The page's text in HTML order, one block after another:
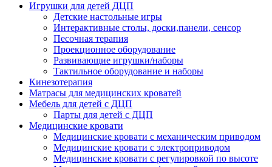
Игрушки для детей ДЦП
Детские настольные игры
Интерактивные столы, доски,панели, сенсор
Песочная терапия
Проекционное оборудование
Развивающие игрушки/наборы
Тактильное оборудование и наборы
Кинезотерапия
Матрасы для медицинских кроватей
Мебель для детей с ДЦП
Парты для детей с ДЦП
Медицинские кровати
Медицинские кровати с механическим приводом
Медицинские кровати с электроприводом
Медицинские кровати с регулировкой по высоте